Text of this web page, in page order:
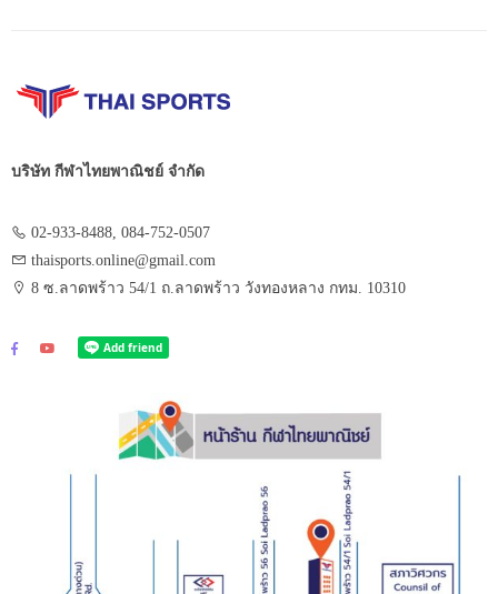
บริษัท กีฬาไทยพาณิชย์ จำกัด
02-933-8488, 084-752-0507
thaisports.online@gmail.com
8 ซ.ลาดพร้าว 54/1 ถ.ลาดพร้าว วังทองหลาง กทม. 10310